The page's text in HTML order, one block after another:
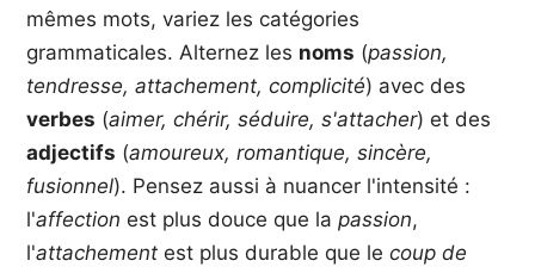
mêmes mots, variez les catégories
grammaticales. Alternez les noms (passion,
tendresse, attachement, complicité) avec des
verbes (aimer, chérir, séduire, s'attacher) et des
adjectifs (amoureux, romantique, sincère,
fusionnel). Pensez aussi à nuancer l'intensité :
l'affection est plus douce que la passion,
l'attachement est plus durable que le coup de